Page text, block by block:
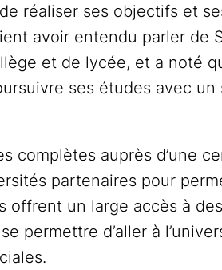
réaliser ses objectifs et
avoir entendu parler de
et de lycée, et a noté
ses études avec un
complètes auprès d’une
partenaires pour
offrent un large accès à
permettre d’aller à